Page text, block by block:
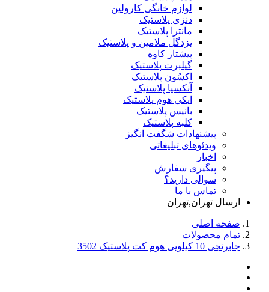
لوازم خانگی کارولین
دنزی پلاستیک
مانترا پلاستیک
یزدگل ملامین و پلاستیک
پیشتاز کاوه
گیلبرت پلاستیک
اکسُون پلاستیک
آنکسیا پلاستیک
ایکی هوم پلاستیک
بانیس پلاستیک
کلبه پلاستیک
پیشنهادات شگفت انگیز
ویدئوهای تبلیغاتی
اخبار
پیگیری سفارش
سوالی دارید؟
تماس با ما
ارسال تهران,تهران
صفحه اصلی
تمام محصولات
جابرنجی 10 کیلویی هوم کت پلاستیک 3502